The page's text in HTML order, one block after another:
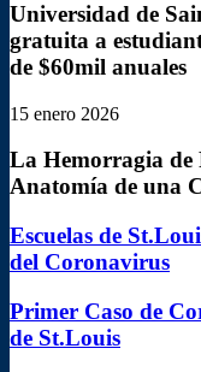
Universidad de
gratuita a
de $60mil anuales
15 enero 2026
La Hemorragia de
Anatomía de una
Escuelas
de
St.Louis
hasta
Abril
Escuelas de
del Coronavirus
Primer
Caso
de
Primer Caso de
de St.Louis